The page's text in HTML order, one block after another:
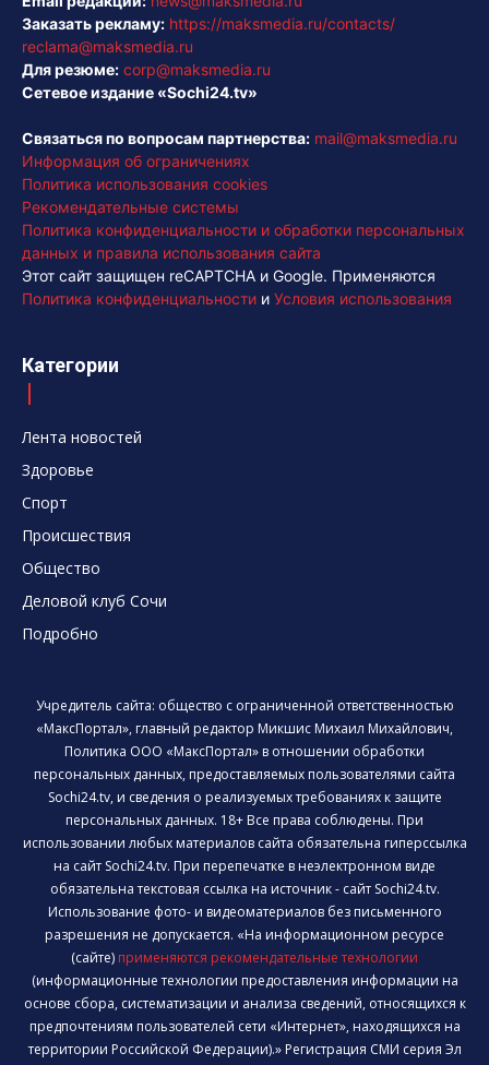
Заказать рекламу: https://maksmedia.ru/contacts/
reclama@maksmedia.ru
Для резюме: corp@maksmedia.ru
Сетевое издание «Sochi24.tv»
Связаться по вопросам партнерства: mail@maksmedia.ru
Информация об ограничениях
Политика использования cookies
Рекомендательные системы
Политика конфиденциальности и обработки персональных
данных и правила использования сайта
Этот сайт защищен reCAPTCHA и Google. Применяются
Политика конфиденциальности и Условия использования
Категории
Лента новостей
Здоровье
Спорт
Происшествия
Общество
Деловой клуб Сочи
Подробно
Учредитель сайта: общество с ограниченной ответственностью
«МаксПортал», главный редактор Микшис Михаил Михайлович,
Политика ООО «МаксПортал» в отношении обработки
персональных данных, предоставляемых пользователями сайта
Sochi24.tv, и сведения о реализуемых требованиях к защите
персональных данных. 18+ Все права соблюдены. При
использовании любых материалов сайта обязательна гиперссылка
на сайт Sochi24.tv. При перепечатке в неэлектронном виде
обязательна текстовая ссылка на источник - сайт Sochi24.tv.
Использование фото- и видеоматериалов без письменного
разрешения не допускается. «На информационном ресурсе
(сайте) применяются рекомендательные технологии
(информационные технологии предоставления информации на
основе сбора, систематизации и анализа сведений, относящихся к
предпочтениям пользователей сети «Интернет», находящихся на
территории Российской Федерации).» Регистрация СМИ серия Эл